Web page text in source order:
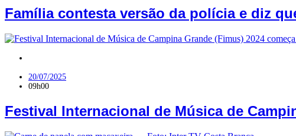
Família contesta versão da polícia e diz
20/07/2025
09h00
Festival Internacional de Música de